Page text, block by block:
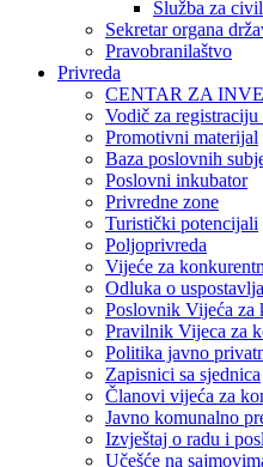
Služba za
Sekretar organa
Pravobranilaštvo
Privreda
CENTAR ZA
Vodič za
Promotivni materijal
Baza poslovnih
Poslovni inkubator
Privredne zone
Turistički potencijali
Poljoprivreda
Vijeće za
Odluka o
Poslovnik Vijeća za
Pravilnik Vijeca za
Politika javno
Zapisnici sa sjednica
Članovi vijeća za
Javno komunalno
Izvještaj o radu i
Učešće na